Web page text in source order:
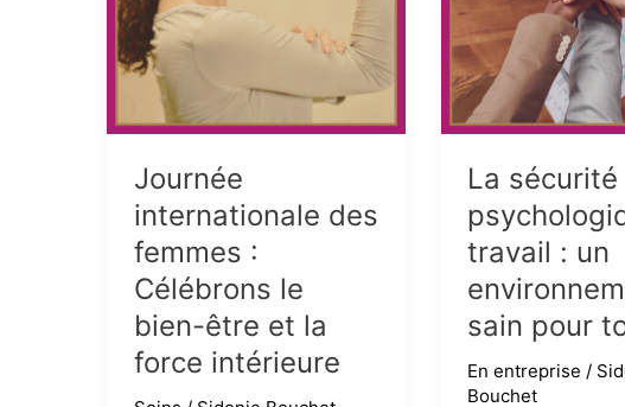
Journée
internationale des
femmes :
Célébrons le
bien-être et la
force intérieure
La sécurité
travail : un
sain pour
En entreprise /
Bouchet